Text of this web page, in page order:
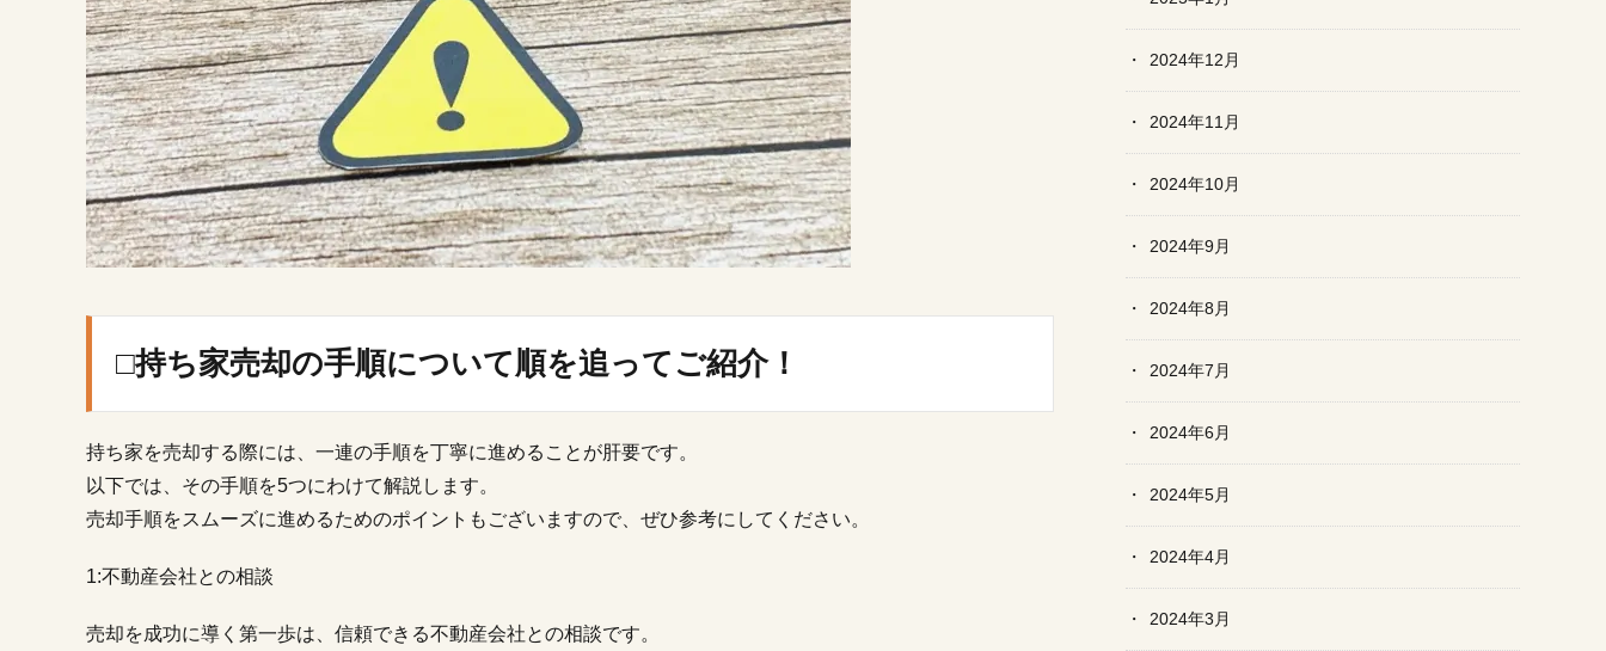
と
注
意
点
4.
□ま
と
め
□持ち家売却の手順について順を追ってご紹介！
持ち家を売却する際には、一連の手順を丁寧に進めることが肝要です。
以下では、その手順を5つにわけて解説します。
売却手順をスムーズに進めるためのポイントもございますので、ぜひ参考にしてください。
1:不動産会社との相談
売却を成功に導く第一歩は、信頼できる不動産会社との相談です。
2024年12月
2024年11月
2024年10月
2024年9月
2024年8月
2024年7月
2024年6月
2024年5月
2024年4月
2024年3月